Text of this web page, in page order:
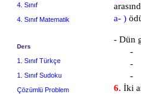
a- )
- Dün
-
-
-
6. İki
4. Sınıf
4. Sınıf Matematik
Ders
1. Sınıf Türkçe
1. Sınıf Sudoku
Çözümlü Problem